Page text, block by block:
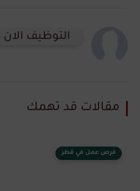
التوظيف الان
مقالات قد تهمك
فرص عمل في قطر